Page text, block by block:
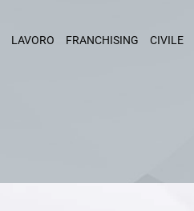
LAVORO FRANCHISING CIVILE